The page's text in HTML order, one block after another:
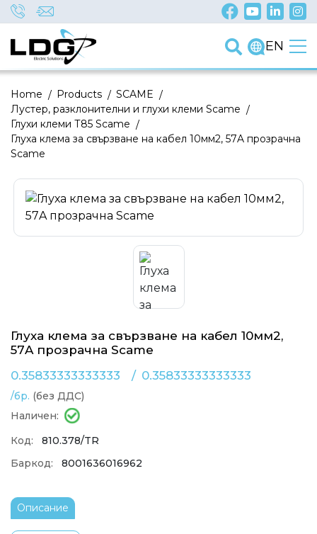
EN
/
Home /
Products /
SCAME
/
Лустер, разклонителни и глухи клеми Scame
/
Глухи клеми Т85 Scame
Глуха клема за свързване на кабел 10мм2, 57A прозрачна
Scame
Глуха клема за свързване на кабел 10мм2,
57A прозрачна Scame
0.35833333333333
/
0.35833333333333
/бр. (без ДДС)
Наличен:
Код:
810.378/TR
Баркод:
8001636016962
Описание